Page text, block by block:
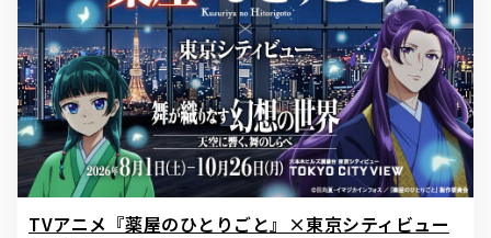
TVアニメ『薬屋のひとりごと』×東京シティビュー